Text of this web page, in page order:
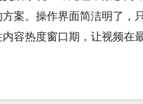
案。操作界面简洁明了，
容热度窗口期，让视频在